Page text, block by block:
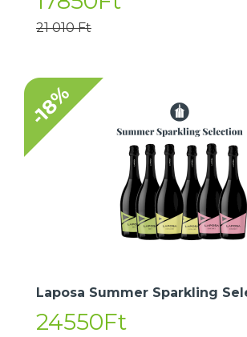
21 010 Ft
-18%
Laposa Summer Sparkling
24550Ft